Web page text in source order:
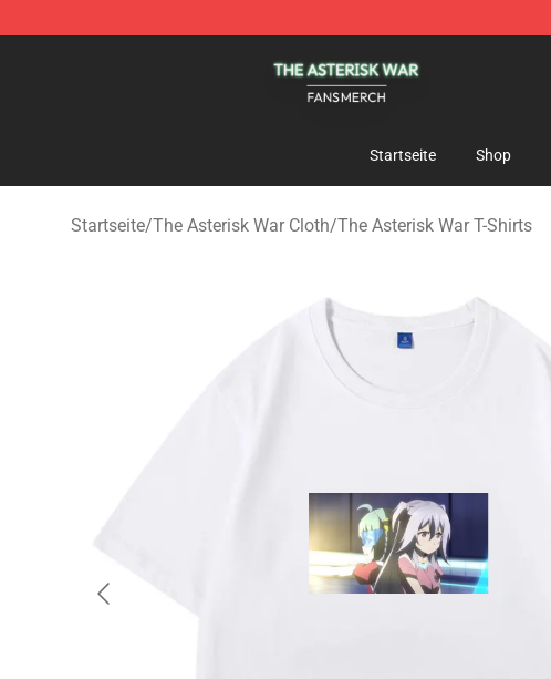
Startseite Shop
Startseite/The Asterisk War Cloth/The Asterisk War T-Shirts